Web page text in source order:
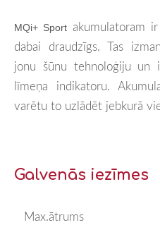
MQi+ Sport akumulatoram
dabai draudzīgs. Tas
jonu šūnu tehnoloģiju un
līmeņa indikatoru.
varētu to uzlādēt jebkurā
Galvenās iezīmes
Max.ātrums